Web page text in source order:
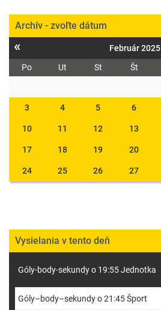
Archív - zvoľte dátum
« Február 2025
Po Ut St Št
3 4 5 6
10 11 12 13
17 18 19 20
24 25 26 27
Vysielania v tento deň
Góly-body-sekundy o 19:55 Jednotka
Góly–body–sekundy o 21:45 Šport